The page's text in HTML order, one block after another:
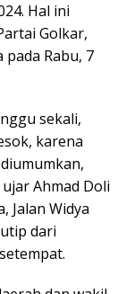
Hal ini
Golkar,
Rabu, 7
sekali,
karena
Ahmad Doli
Jalan Widya
dari